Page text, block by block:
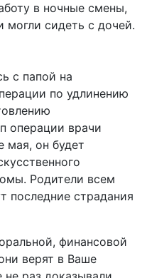
в ночные смены,
могли сидеть с дочей.
с папой на
по удлинению
операции врачи
мая, он будет
Родители всем
последние страдания
финансовой
верят в Ваше